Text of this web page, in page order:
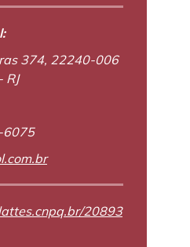
374, 22240-006
RJ
6075
20893